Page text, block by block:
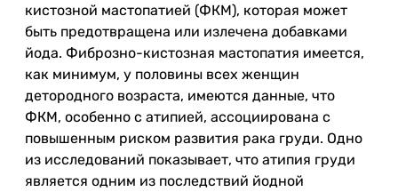
кистозной мастопатией (ФКМ), которая может
быть предотвращена или излечена добавками
йода. Фиброзно-кистозная мастопатия имеется,
как минимум, у половины всех женщин
детородного возраста, имеются данные, что
ФКМ, особенно с атипией, ассоциирована с
повышенным риском развития рака груди. Одно
из исследований показывает, что атипия груди
является одним из последствий йодной